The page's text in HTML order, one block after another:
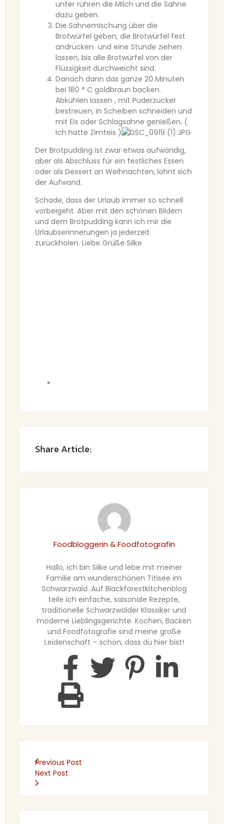
unter rühren die Milch und die Sahne
dazu geben.
Die Sahnemischung über die
Brotwürfel geben, die Brotwürfel fest
andrücken und eine Stunde ziehen
lassen, bis alle Brotwürfel von der
Flüssigkeit durchweicht sind.
Danach dann das ganze 20 Minuten
bei 180 ° C goldbraun backen.
Abkühlen lassen , mit Puderzucker
bestreuen, in Scheiben schneiden und
mit Eis oder Schlagsahne genießen. (
Ich hatte Zimteis )
Der Brotpudding ist zwar etwas aufwändig,
aber als Abschluss für ein festliches Essen
oder als Dessert an Weihnachten, lohnt sich
der Aufwand.
Schade, dass der Urlaub immer so schnell
vorbeigeht. Aber mit den schönen Bildern
und dem Brotpudding kann ich mir die
Urlaubserinnerungen ja jederzeit
zurückholen. Liebe Grüße Silke
Share Article:
Foodbloggerin & Foodfotografin
Hallo, ich bin Silke und lebe mit meiner
Familie am wunderschönen Titisee im
Schwarzwald. Auf Blackforestkitchenblog
teile ich einfache, saisonale Rezepte,
traditionelle Schwarzwälder Klassiker und
moderne Lieblingsgerichte. Kochen, Backen
und Foodfotografie sind meine große
Leidenschaft – schön, dass du hier bist!
Previous Post
Next Post